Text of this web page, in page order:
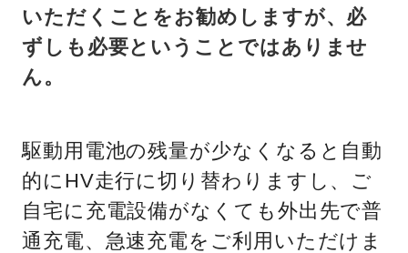
いただくことをお勧めしますが、必
ずしも必要ということではありませ
ん。
駆動用電池の残量が少なくなると自動
的にHV走行に切り替わりますし、ご
自宅に充電設備がなくても外出先で普
通充電、急速充電をご利用いただけま